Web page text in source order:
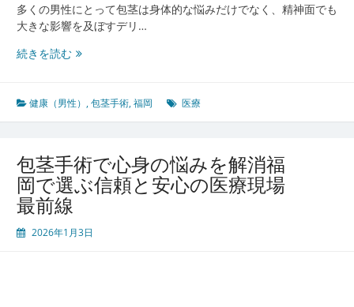
多くの男性にとって包茎は身体的な悩みだけでなく、精神面でも
大きな影響を及ぼすデリ…
続きを読む福
安
心
受
け
れ
る
健康（男性） ,包茎手術,福岡 医療
包茎手術で心身の悩みを解消福
岡で選ぶ信頼と安心の医療現場
最前線
2026年1月3日